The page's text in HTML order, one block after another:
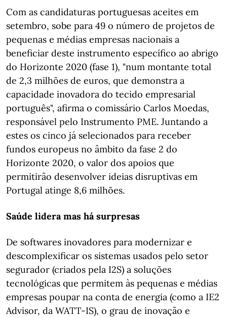
Com as candidaturas portuguesas aceites em
setembro, sobe para 49 o número de projetos de
pequenas e médias empresas nacionais a
beneficiar deste instrumento específico ao abrigo
do Horizonte 2020 (fase 1), "num montante total
de 2,3 milhões de euros, que demonstra a
capacidade inovadora do tecido empresarial
português", afirma o comissário Carlos Moedas,
responsável pelo Instrumento PME. Juntando a
estes os cinco já selecionados para receber
fundos europeus no âmbito da fase 2 do
Horizonte 2020, o valor dos apoios que
permitirão desenvolver ideias disruptivas em
Portugal atinge 8,6 milhões.
Saúde lidera mas há surpresas
De softwares inovadores para modernizar e
descomplexificar os sistemas usados pelo setor
segurador (criados pela I2S) a soluções
tecnológicas que permitem às pequenas e médias
empresas poupar na conta de energia (como a IE2
Advisor, da WATT-IS), o grau de inovação e